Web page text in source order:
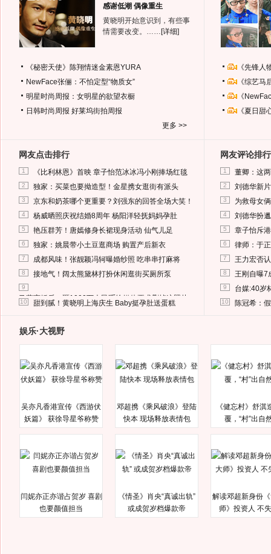
感谢低潮 偶像重生
黄晓明开始意识到，有些事
情需要改变。…… [详细]
《秘密天使》陈翔情迷金素恩YURA
NewFace张俪：不怕定型“物质女”
明星时尚周报：女明星的欲望衣橱
日韩时尚周报 好莱坞街拍周报
更多 >>
《先锋
《综艺
《
《夏日
网友点击排行
1 《比利林恩》首映 章子怡范冰冰冯小刚捧场红毯
2 独家：买菜也要拗造型！金星携女逛街有派头
3 京东和奶茶哪个更重要？刘强东的回答全场大笑！
4 杨威晒照庆祝结婚8周年 杨阳洋轻抚妈妈孕肚
5 艳压群芳！唐嫣修身长裙现身活动 仙气儿足
6 独家：姚晨带小土豆逛商场 购置产后新衣
7 成都风味！张靓颖冯轲曝婚纱照 吃串串打麻将
8 接地气！阔太熊黛林打扮休闲逛街买厕所泵
9
马蓉离婚后，砸1000万人民币给媒体要求删掉这照片
10 甜到腻！黄晓明上海庆生 Baby挺孕肚送蛋糕
网友评论排行
1 董卿：这
2 刘德华新
3 为救母女
4 刘德华扮
5 章子怡斥
6 律师：于
7 王力宏否
8 王刚自曝7
9 台媒:40岁
10 陈冠希：
娱乐·大视野
吴亦凡香港宣传《西游伏
妖篇》 获徐导星爷称赞
邓超携《乘风破浪》登陆
快本 现场释放表情包
《健忘村》舒淇
覆，“村”出自
闫妮亦正亦谐占贺岁 喜剧
也要颜值担当
《情圣》肖央“真诚出轨”
或成贺岁档爆款帝
解读邓超新身份
师》投资人 不